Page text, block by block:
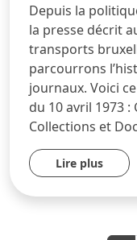
Depuis la
la presse décrit
transports
parcourrons
journaux. Voici
du 10 avril 1973
Collections et
Lire plus